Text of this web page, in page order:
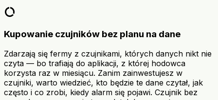
data_usage
Kupowanie czujników bez planu na dane
Zdarzają się fermy z czujnikami, których danych nikt nie
czyta — bo trafiają do aplikacji, z której hodowca
korzysta raz w miesiącu. Zanim zainwestujesz w
czujniki, warto wiedzieć, kto będzie te dane czytał, jak
często i co zrobi, kiedy alarm się pojawi. Czujnik bez